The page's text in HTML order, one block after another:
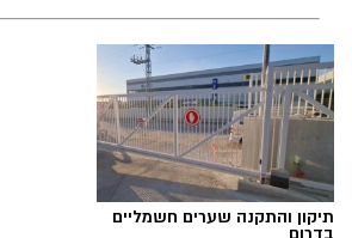
תיקון והתקנה שערים חשמליים
בדרום